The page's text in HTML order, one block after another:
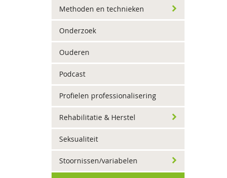
Methoden en technieken
Onderzoek
Ouderen
Podcast
Profielen professionalisering
Rehabilitatie & Herstel
Seksualiteit
Stoornissen/variabelen